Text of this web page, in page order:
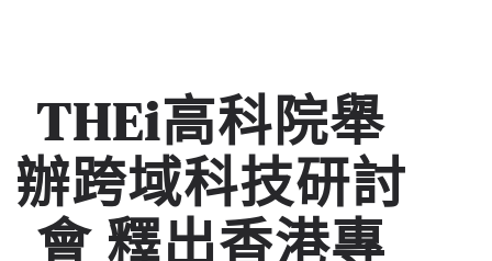
THEi高科院舉
辦跨域科技研討
會 釋出香港專